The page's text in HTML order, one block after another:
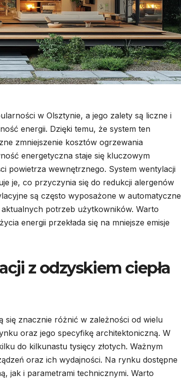
w Olsztynie, a jego zalety są liczne i
energii. Dzięki temu, że system ten
zmniejszenie kosztów ogrzewania
energetyczna staje się kluczowym
powietrza wewnętrznego. System wentylacji
je, co przyczynia się do redukcji alergenów
są często wyposażone w automatyczne
potrzeb użytkowników. Warto
energii przekłada się na mniejsze emisje
z odzyskiem ciepła
się znacznie różnić w zależności od wielu
oraz jego specyfikę architektoniczną. W
do kilkunastu tysięcy złotych. Ważnym
oraz ich wydajności. Na rynku dostępne
jak i parametrami technicznymi. Warto